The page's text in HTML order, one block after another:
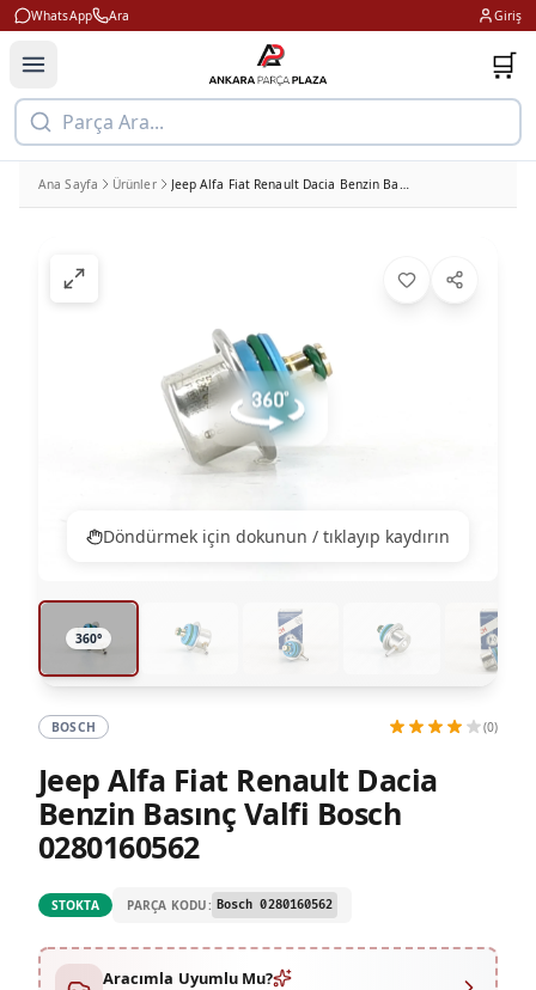
WhatsApp Ara Giriş
🛒
Parça Ara...
Ana Sayfa Ürünler Jeep Alfa Fiat Renault Dacia Benzin Basınç Valfi Bosch 0280160562
360 degree view loaded. Use mouse drag or arrow
360°
BOSCH (0)
Jeep Alfa Fiat Renault Dacia
Benzin Basınç Valfi Bosch
0280160562
STOKTA PARÇA KODU: Bosch 0280160562
Aracımla Uyumlu Mu?